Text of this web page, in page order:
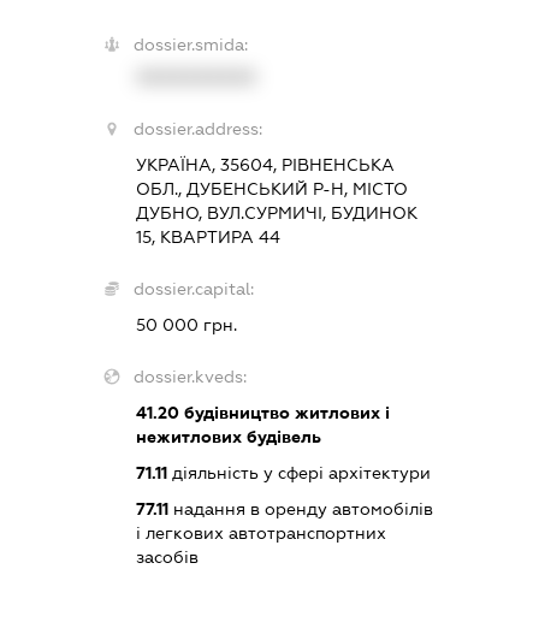
dossier.smida:
dossier.address:
УКРАЇНА, 35604, РІВНЕНСЬКА
ОБЛ., ДУБЕНСЬКИЙ Р-Н, МІСТО
ДУБНО, ВУЛ.СУРМИЧІ, БУДИНОК
15, КВАРТИРА 44
dossier.capital:
50 000 грн.
dossier.kveds:
41.20 будівництво житлових і
нежитлових будівель
71.11 діяльність у сфері архітектури
77.11 надання в оренду автомобілів
і легкових автотранспортних
засобів